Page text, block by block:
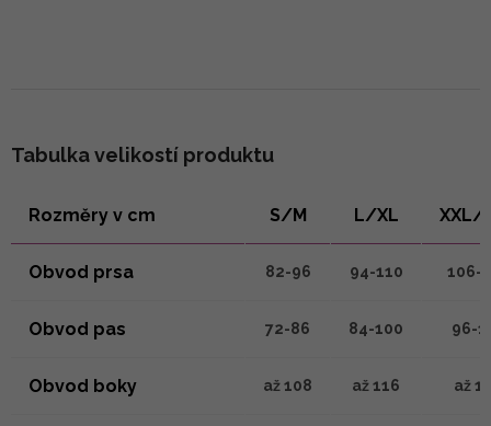
Tabulka velikostí produktu
Rozměry v cm S/M L/XL XXL/
Obvod prsa 82-96 94-110 106-
Obvod pas 72-86 84-100 96-
Obvod boky až 108 až 116 až